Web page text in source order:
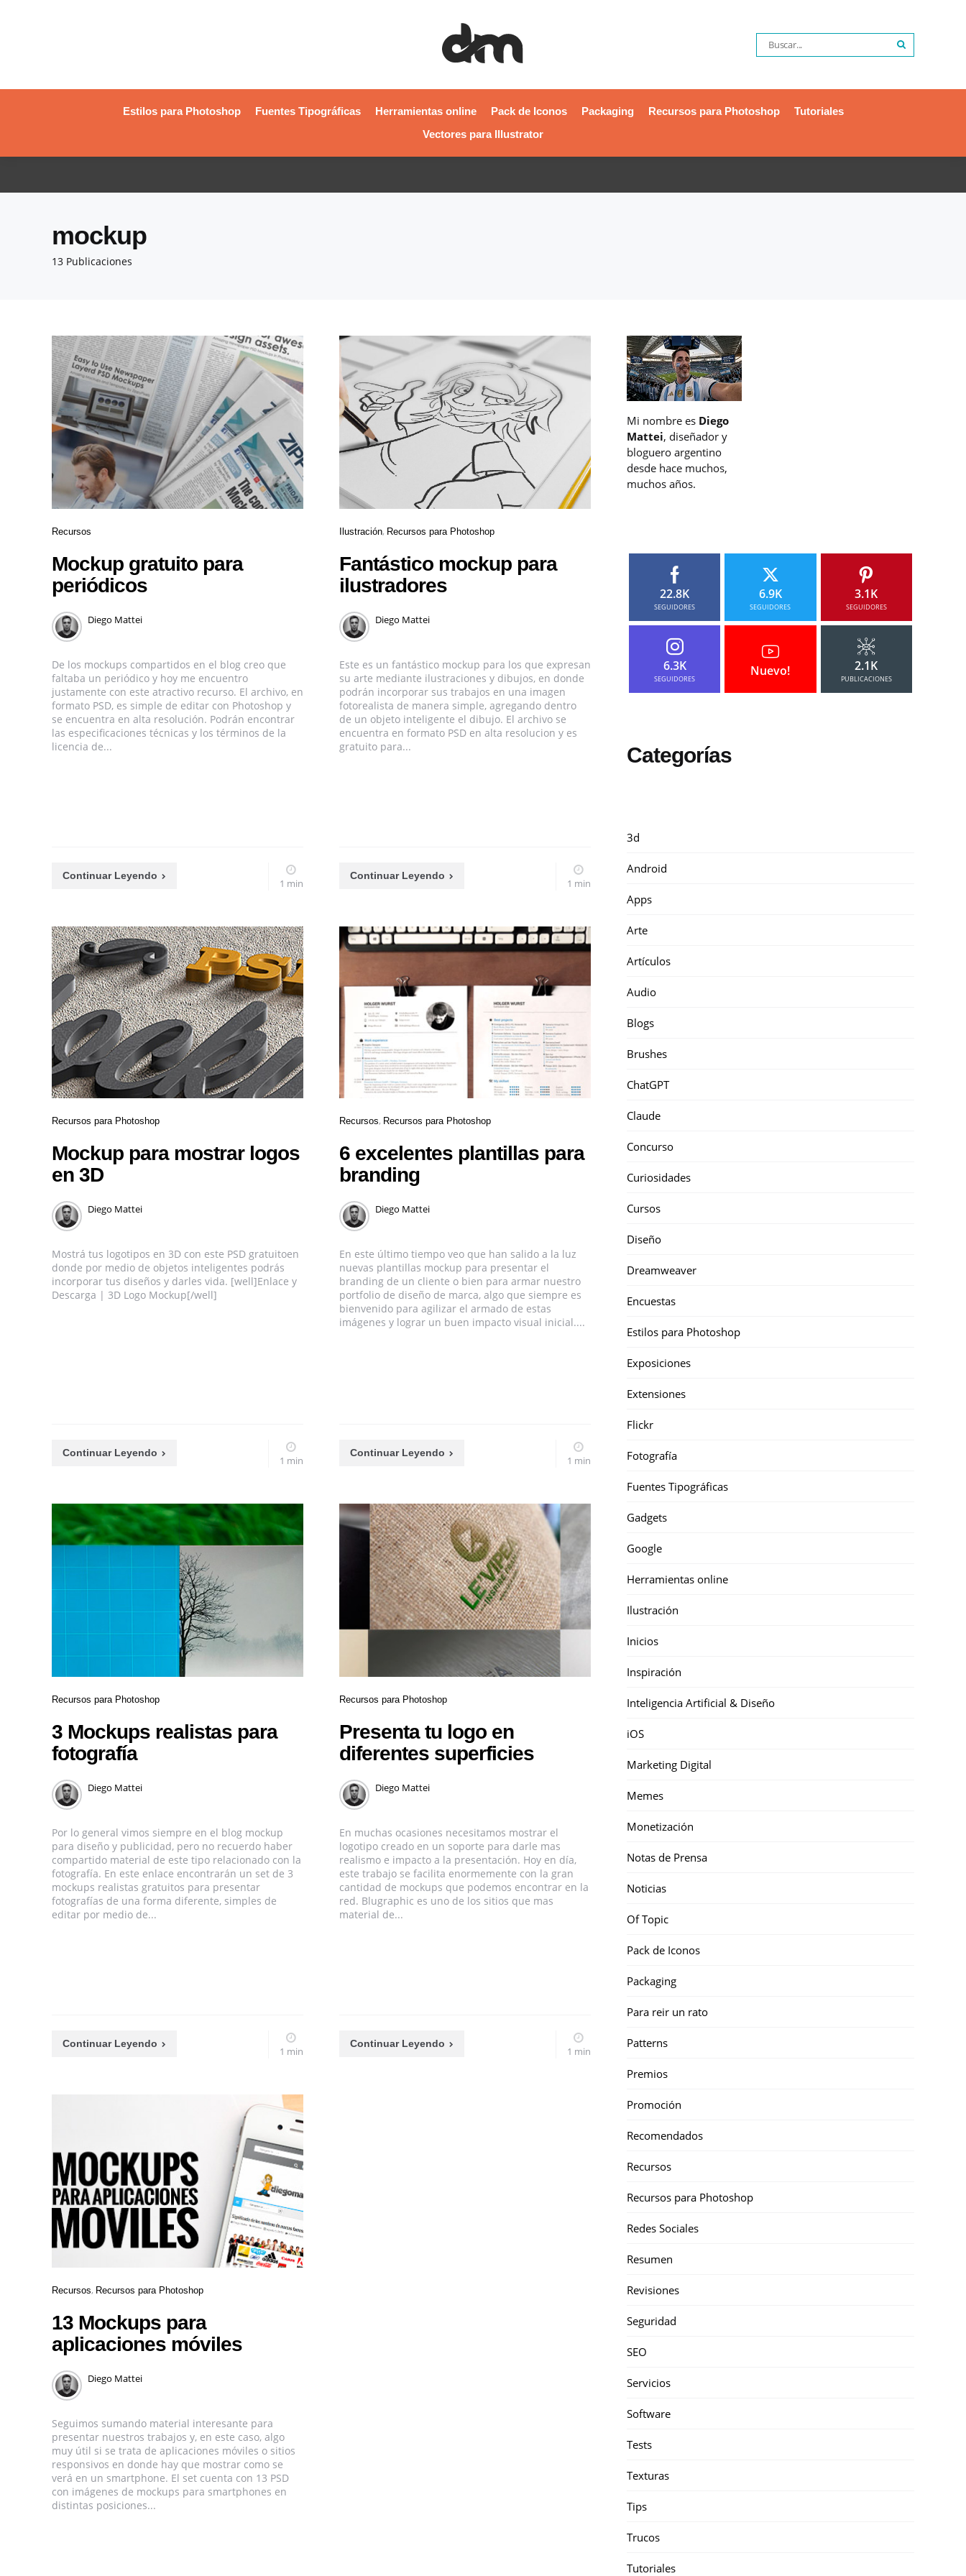
Estilos para Photoshop Fuentes Tipográficas Herramientas online Pack de Iconos Packaging Recursos para Photoshop
Tutoriales
Vectores para Illustrator
13 Publicaciones
mockup
Recursos
Mockup gratuito para
periódicos
Diego Mattei
De los mockups compartidos en el blog creo que
faltaba un periódico y hoy me encuentro
justamente con este atractivo recurso. El archivo, en
formato PSD, es simple de editar con Photoshop y
se encuentra en alta resolución. Podrán encontrar
las especificaciones técnicas y los términos de la
licencia de...
Continuar Leyendo
1 min
Ilustración Recursos para Photoshop
Fantástico mockup para
ilustradores
Diego Mattei
Este es un fantástico mockup para los que expresan
su arte mediante ilustraciones y dibujos, en donde
podrán incorporar sus trabajos en una imagen
fotorealista de manera simple, agregando dentro
de un objeto inteligente el dibujo. El archivo se
encuentra en formato PSD en alta resolucion y es
gratuito para...
Continuar Leyendo
1 min
Recursos para Photoshop
Mockup para mostrar logos
en 3D
Diego Mattei
Mostrá tus logotipos en 3D con este PSD gratuitoen
donde por medio de objetos inteligentes podrás
incorporar tus diseños y darles vida. [well]Enlace y
Descarga | 3D Logo Mockup[/well]
Continuar Leyendo
1 min
Recursos Recursos para Photoshop
6 excelentes plantillas para
branding
Diego Mattei
En este último tiempo veo que han salido a la luz
nuevas plantillas mockup para presentar el
branding de un cliente o bien para armar nuestro
portfolio de diseño de marca, algo que siempre es
bienvenido para agilizar el armado de estas
imágenes y lograr un buen impacto visual inicial....
Continuar Leyendo
1 min
Recursos para Photoshop
3 Mockups realistas para
fotografía
Diego Mattei
Por lo general vimos siempre en el blog mockup
para diseño y publicidad, pero no recuerdo haber
compartido material de este tipo relacionado con la
fotografía. En este enlace encontrarán un set de 3
mockups realistas gratuitos para presentar
fotografías de una forma diferente, simples de
editar por medio de...
Continuar Leyendo
1 min
Recursos para Photoshop
Presenta tu logo en
diferentes superficies
Diego Mattei
En muchas ocasiones necesitamos mostrar el
logotipo creado en un soporte para darle mas
realismo e impacto a la presentación. Hoy en día,
este trabajo se facilita enormemente con la gran
cantidad de mockups que podemos encontrar en la
red. Blugraphic es uno de los sitios que mas
material de...
Continuar Leyendo
1 min
Recursos Recursos para Photoshop
13 Mockups para
aplicaciones móviles
Diego Mattei
Seguimos sumando material interesante para
presentar nuestros trabajos y, en este caso, algo
muy útil si se trata de aplicaciones móviles o sitios
responsivos en donde hay que mostrar como se
verá en un smartphone. El set cuenta con 13 PSD
con imágenes de mockups para smartphones en
distintas posiciones...
Mi nombre es Diego
Mattei, diseñador y
bloguero argentino
desde hace muchos,
muchos años.
22.8K
SEGUIDORES
6.9K
SEGUIDORES
3.1K
SEGUIDORES
6.3K
SEGUIDORES
Nuevo! 2.1K
PUBLICACIONES
Categorías
3d
Android
Apps
Arte
Artículos
Audio
Blogs
Brushes
ChatGPT
Claude
Concurso
Curiosidades
Cursos
Diseño
Dreamweaver
Encuestas
Estilos para Photoshop
Exposiciones
Extensiones
Flickr
Fotografía
Fuentes Tipográficas
Gadgets
Google
Herramientas online
Ilustración
Inicios
Inspiración
Inteligencia Artificial & Diseño
iOS
Marketing Digital
Memes
Monetización
Notas de Prensa
Noticias
Of Topic
Pack de Iconos
Packaging
Para reir un rato
Patterns
Premios
Promoción
Recomendados
Recursos
Recursos para Photoshop
Redes Sociales
Resumen
Revisiones
Seguridad
SEO
Servicios
Software
Tests
Texturas
Tips
Trucos
Tutoriales